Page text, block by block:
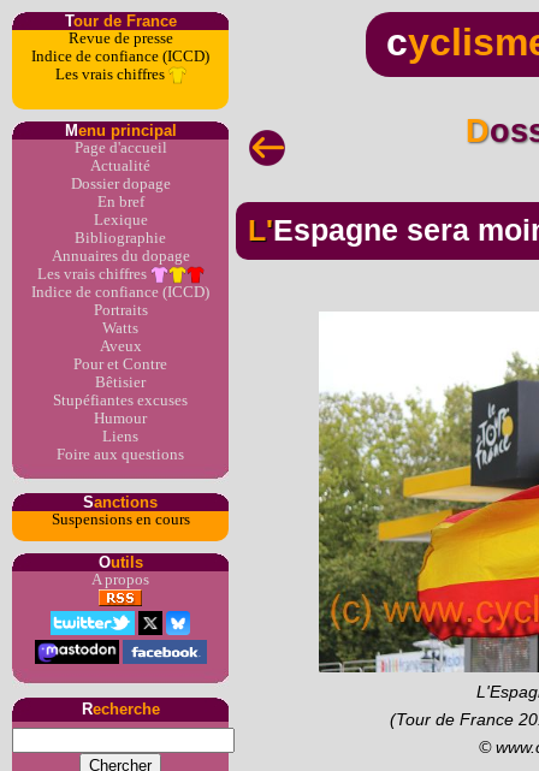
Tour de France
Revue de presse
Indice de confiance (ICCD)
Les vrais chiffres
Menu principal
Page d'accueil
Actualité
Dossier dopage
En bref
Lexique
Bibliographie
Annuaires du dopage
Les vrais chiffres
Indice de confiance (ICCD)
Portraits
Watts
Aveux
Pour et Contre
Bêtisier
Stupéfiantes excuses
Humour
Liens
Foire aux questions
Sanctions
Suspensions en cours
Outils
A propos
Recherche
c
L'Espagne sera
(Tour de France
©